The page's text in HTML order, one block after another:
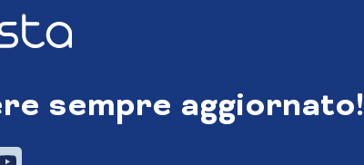
sempre aggiornato!